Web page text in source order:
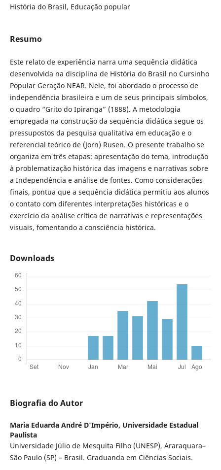
História do Brasil, Educação popular
Resumo
Este relato de experiência narra uma sequência didática
desenvolvida na disciplina de História do Brasil no Cursinho
Popular Geração NEAR. Nele, foi abordado o processo de
independência brasileira e um de seus principais símbolos,
o quadro “Grito do Ipiranga” (1888). A metodologia
empregada na construção da sequência didática segue os
pressupostos da pesquisa qualitativa em educação e o
referencial teórico de (Jorn) Rusen. O presente trabalho se
organiza em três etapas: apresentação do tema, introdução
à problematização histórica das imagens e narrativas sobre
a Independência e análise de fontes. Como considerações
finais, pontua que a sequência didática permitiu aos alunos
o contato com diferentes interpretações históricas e o
exercício da análise crítica de narrativas e representações
visuais, fomentando a consciência histórica.
Downloads
Biografia do Autor
Maria Eduarda André D'Império, Universidade Estadual
Paulista
Universidade Júlio de Mesquita Filho (UNESP), Araraquara–
São Paulo (SP) – Brasil. Graduanda em Ciências Sociais.